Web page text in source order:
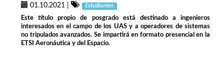
01.10.2021 Estudiantes
Este título propio de posgrado está destinado a ingenieros
interesados en el campo de los UAS y a operadores de sistemas
no tripulados avanzados. Se impartirá en formato presencial en la
ETSI Aeronáutica y del Espacio.